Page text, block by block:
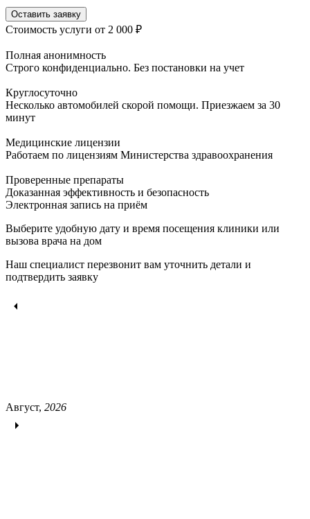
Оставить заявку
Стоимость услуги от 2 000 ₽
Полная анонимность
Строго конфиденциально. Без постановки на учет
Круглосуточно
Несколько автомобилей скорой помощи. Приезжаем за 30
минут
Медицинские лицензии
Работаем по лицензиям Министерства здравоохранения
Проверенные препараты
Доказанная эффективность и безопасность
Электронная запись на приём
Выберите удобную дату и время посещения клиники или
вызова врача на дом
Наш специалист перезвонит вам уточнить детали и
подтвердить заявку
Август, 2026